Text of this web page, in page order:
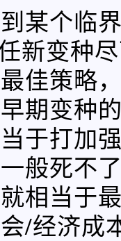
某个临
新变种
佳策略
期变种
于打加
般死不
相当于
/经济成